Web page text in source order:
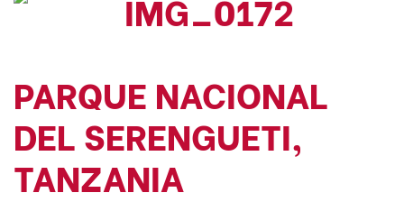
PARQUE NACIONAL
DEL SERENGUETI,
TANZANIA